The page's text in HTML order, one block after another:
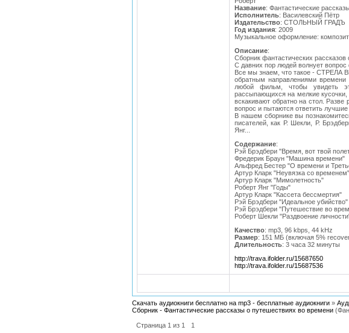
Название: Фантастические
Исполнитель: Василевский Пётр
Издательство: СТОЛЬНЫЙ ГРАДЪ
Год издания: 2009
Музыкальное оформление:
Описание:
Сборник фантастических рассказов
С давних пор людей волнует вопрос
Все мы знаем, что такое - СТРЕЛА
обратным направлениями времени
любой фильм, чтобы увидеть
рассыпающихся на мелкие
вскакивают обратно на стол.
вопрос и пытаются ответить лучшие
В нашем сборнике вы
писателей, как Р. Шекли, Р.
Янг...
Содержание:
Рэй Брэдбери "Время, вот твой
Фредерик Браун "Машина времени"
Альфред Бестер "О времени и
Артур Кларк "Неувязка со временем"
Артур Кларк "Мимолетность"
Роберт Янг "Годы"
Артур Кларк "Кассета бессмертия"
Рэй Брэдбери "Идеальное убийство"
Рэй Брэдбери "Путешествие во
Роберт Шекли "Раздвоение
Качество: mp3, 96 kbps, 44 kHz
Размер: 151 МБ (включая 5%
Длительность: 3 часа 32 минуты
http://trava.ifolder.ru/15687650
http://trava.ifolder.ru/15687536
Скачать аудиокниги бесплатно на mp3 - бесплатные аудиокниги »
Сборник - Фантастические рассказы о путешествиях во времени
Страница 1 из 1 1